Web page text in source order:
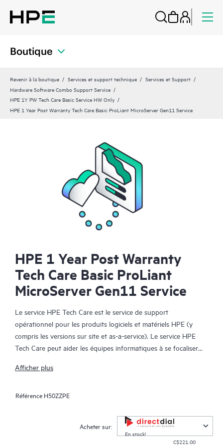
Boutique
Revenir à la boutique Services et support technique
Services et Support
Hardware Software Combo Support Service
HPE 1Y PW Tech Care Basic Service HW Only
HPE 1 Year Post Warranty Tech Care Basic ProLiant MicroServer Gen11 Service
HPE 1 Year Post Warranty
Tech Care Basic ProLiant
MicroServer Gen11 Service
Le service HPE Tech Care est le service de support
opérationnel pour les produits logiciels et matériels HPE (y
compris les versions sur site et as-a-service). Le service HPE
Tech Care peut aider les équipes informatiques à se focaliser
chercher proactivement de meilleures méthodes de travail,
spécialistes produit et fournit des conseils techniques généraux,
qui aideront les Clients à réduire les risques et à trouver des
méthodes de travail plus efficaces. Les Clients du service HPE
Afficher plus
Référence H50ZZPE
Acheter sur:
En stock!
C$221.00